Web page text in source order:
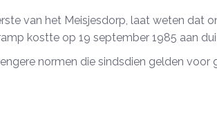
van het Meisjesdorp, laat weten dat
kostte op 19 september 1985 aan
normen die sindsdien gelden voor